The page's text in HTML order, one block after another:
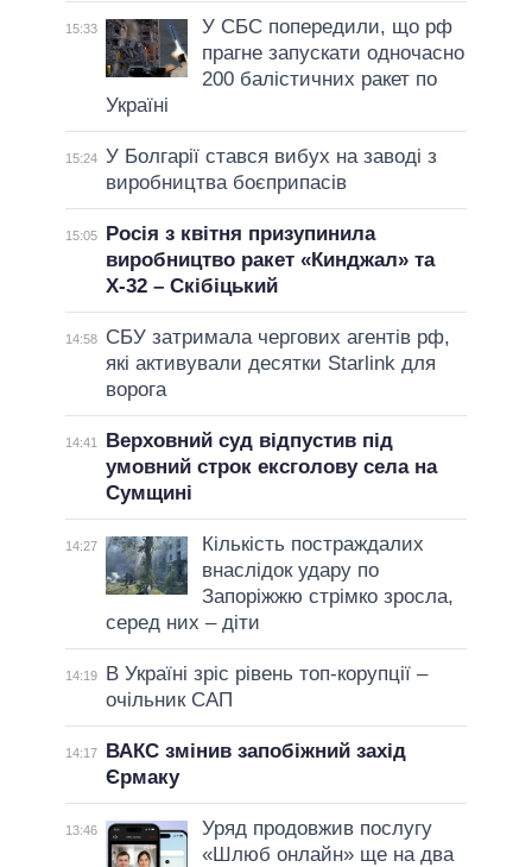
15:33
У СБС попередили, що рф
прагне запускати одночасно
200 балістичних ракет по
Україні
15:24 У Болгарії стався вибух на заводі з
виробництва боєприпасів
15:05
Росія з квітня призупинила
виробництво ракет «Кинджал» та
Х-32 – Скібіцький
14:58
СБУ затримала чергових агентів рф,
які активували десятки Starlink для
ворога
14:41
Верховний суд відпустив під
умовний строк ексголову села на
Сумщині
14:27
Кількість постраждалих
внаслідок удару по
Запоріжжю стрімко зросла,
серед них – діти
14:19
В Україні зріс рівень топ-корупції –
очільник САП
14:17
ВАКС змінив запобіжний захід
Єрмаку
13:46
Уряд продовжив послугу
«Шлюб онлайн» ще на два